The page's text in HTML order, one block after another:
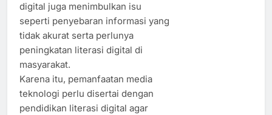
digital juga menimbulkan isu
seperti penyebaran informasi yang
tidak akurat serta perlunya
peningkatan literasi digital di
masyarakat.
Karena itu, pemanfaatan media
teknologi perlu disertai dengan
pendidikan literasi digital agar